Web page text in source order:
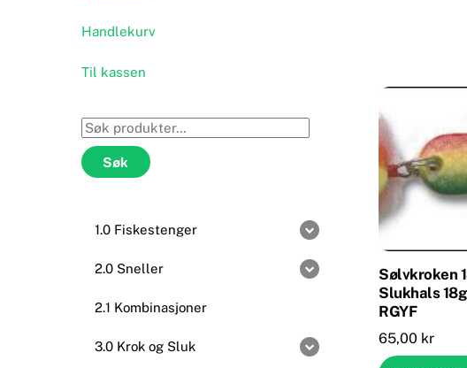
Sølvkroken
Slukhals
RGYF
65,00 kr
Handlekurv
Til kassen
Søk
etter:
Søk
1.0 Fiskestenger
2.0 Sneller
2.1 Kombinasjoner
3.0 Krok og Sluk